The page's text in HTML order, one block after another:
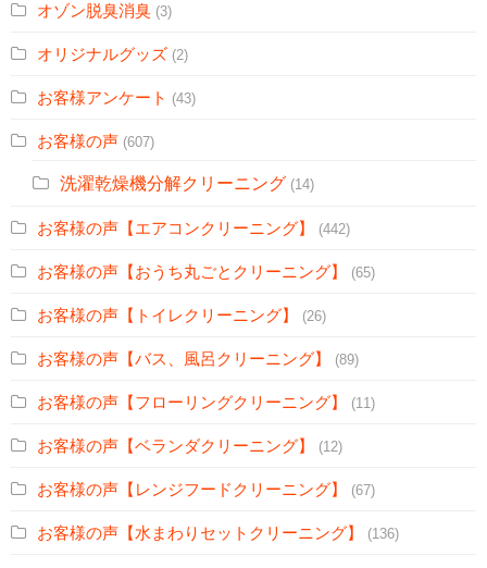
オゾン脱臭消臭 (3)
オリジナルグッズ (2)
お客様アンケート (43)
お客様の声 (607)
洗濯乾燥機分解クリーニング (14)
お客様の声【エアコンクリーニング】 (442)
お客様の声【おうち丸ごとクリーニング】 (65)
お客様の声【トイレクリーニング】 (26)
お客様の声【バス、風呂クリーニング】 (89)
お客様の声【フローリングクリーニング】 (11)
お客様の声【ベランダクリーニング】 (12)
お客様の声【レンジフードクリーニング】 (67)
お客様の声【水まわりセットクリーニング】 (136)